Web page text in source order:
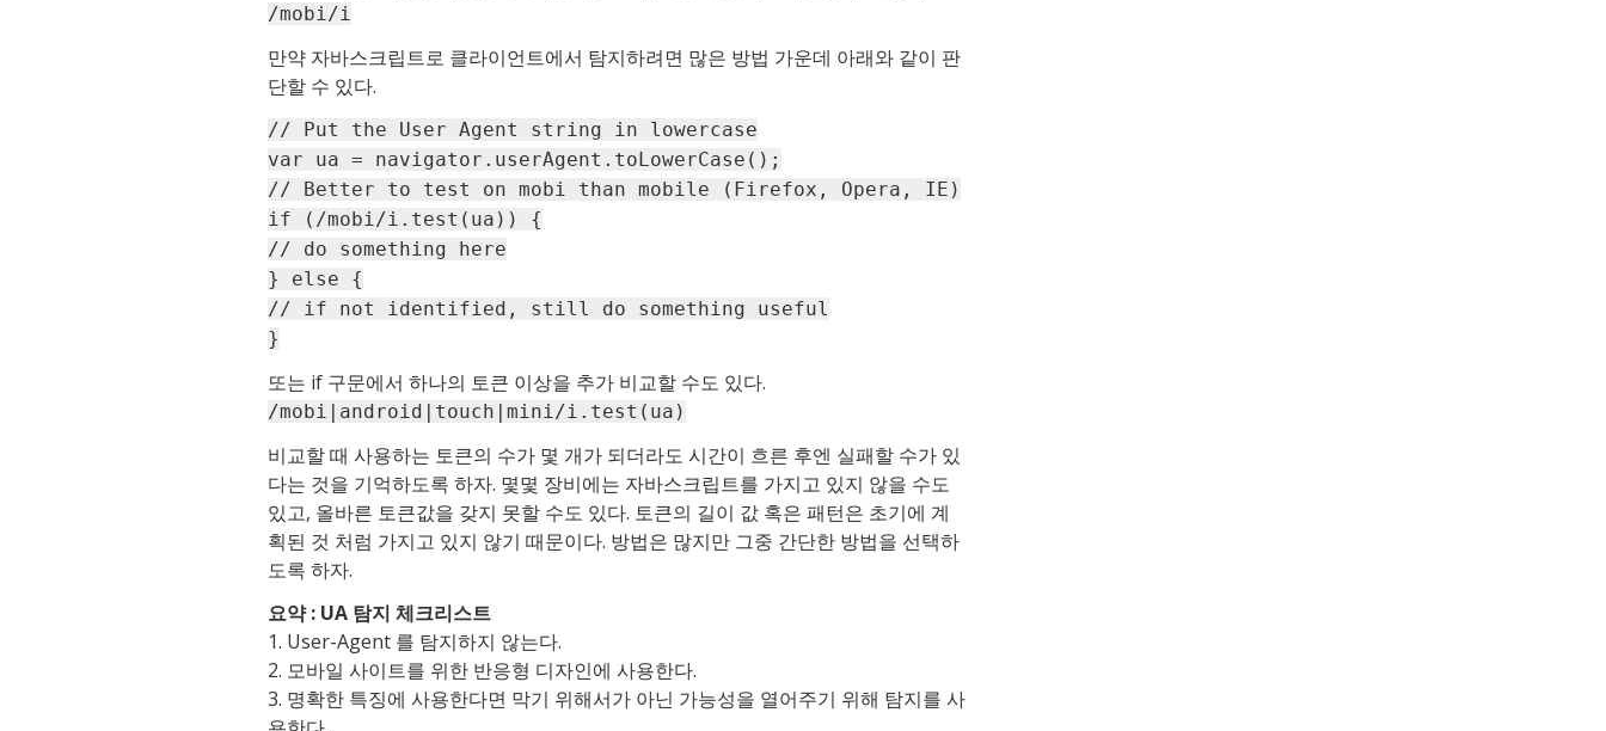
/mobi/i
만약 자바스크립트로 클라이언트에서 탐지하려면 많은 방법 가운데 아래와 같이 판
단할 수 있다.
// Put the User Agent string in lowercase
var ua = navigator.userAgent.toLowerCase();
// Better to test on mobi than mobile (Firefox, Opera, IE)
if (/mobi/i.test(ua)) {
// do something here
} else {
// if not identified, still do something useful
}
또는 if 구문에서 하나의 토큰 이상을 추가 비교할 수도 있다.
/mobi|android|touch|mini/i.test(ua)
비교할 때 사용하는 토큰의 수가 몇 개가 되더라도 시간이 흐른 후엔 실패할 수가 있
다는 것을 기억하도록 하자. 몇몇 장비에는 자바스크립트를 가지고 있지 않을 수도
있고, 올바른 토큰값을 갖지 못할 수도 있다. 토큰의 길이 값 혹은 패턴은 초기에 계
획된 것 처럼 가지고 있지 않기 때문이다. 방법은 많지만 그중 간단한 방법을 선택하
도록 하자.
요약 : UA 탐지 체크리스트
1. User-Agent 를 탐지하지 않는다.
2. 모바일 사이트를 위한 반응형 디자인에 사용한다.
3. 명확한 특징에 사용한다면 막기 위해서가 아닌 가능성을 열어주기 위해 탐지를 사